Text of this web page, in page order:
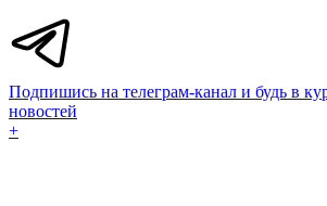
Подпишись на телеграм-канал и будь в
новостей
+